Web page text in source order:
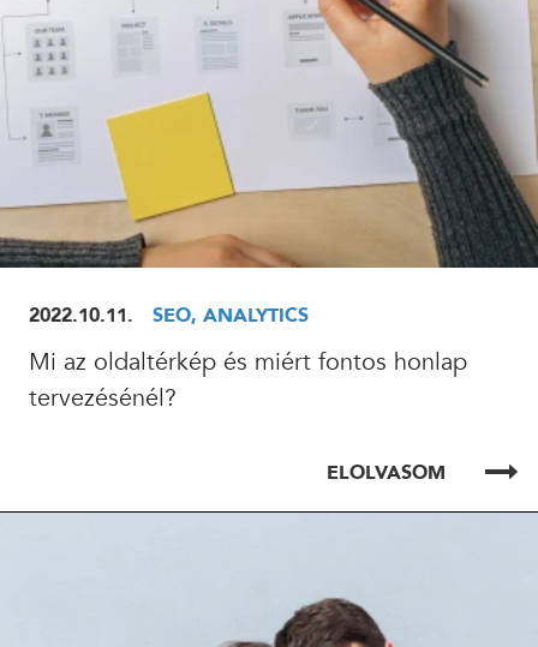
2022.10.11. SEO, ANALYTICS
Mi az oldaltérkép és miért fontos honlap
tervezésénél?
ELOLVASOM